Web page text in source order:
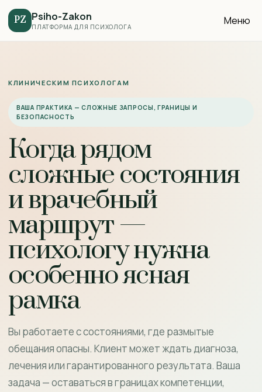
PZ Psiho-Zakon
ПЛАТФОРМА ДЛЯ ПСИХОЛОГА Меню
КЛИНИЧЕСКИМ ПСИХОЛОГАМ
ВАША ПРАКТИКА — СЛОЖНЫЕ ЗАПРОСЫ, ГРАНИЦЫ И
БЕЗОПАСНОСТЬ
Когда рядом
сложные состояния
и врачебный
маршрут —
психологу нужна
особенно ясная
рамка
Вы работаете с состояниями, где размытые
обещания опасны. Клиент может ждать диагноза,
лечения или гарантированного результата. Ваша
задача — оставаться в границах компетенции,